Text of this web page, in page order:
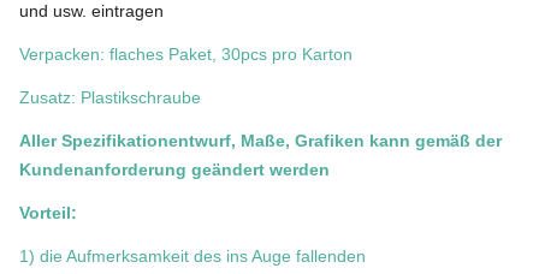
und usw. eintragen
Verpacken: flaches Paket, 30pcs pro Karton
Zusatz: Plastikschraube
Aller Spezifikationentwurf, Maße, Grafiken kann gemäß der
Kundenanforderung geändert werden
Vorteil:
1) die Aufmerksamkeit des ins Auge fallenden